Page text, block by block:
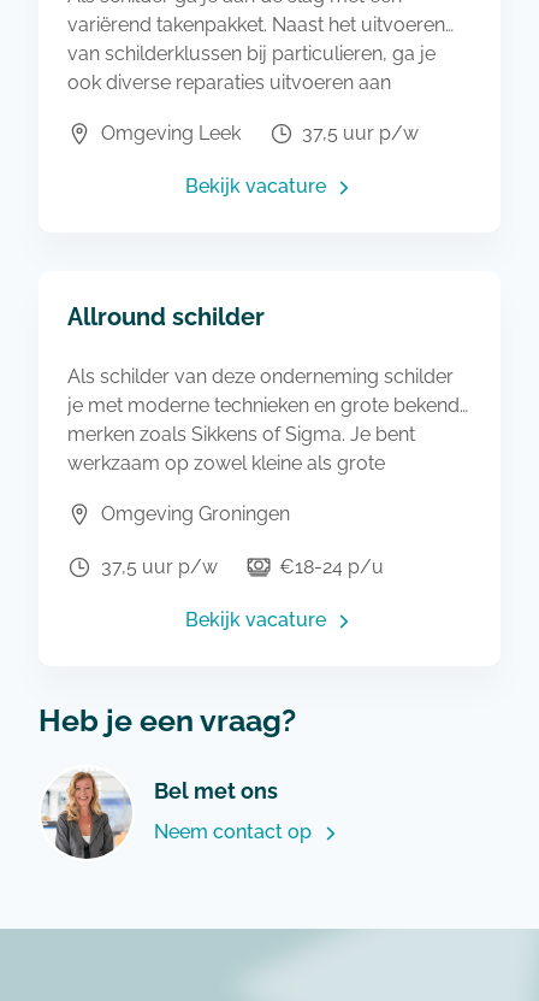
variërend takenpakket. Naast het uitvoeren
van schilderklussen bij particulieren, ga je
ook diverse reparaties uitvoeren aan
diverse werkzaamheden als glaszetter
Omgeving Leek 37,5 uur p/w
Bekijk vacature
Allround schilder
Als schilder van deze onderneming schilder
je met moderne technieken en grote bekende
merken zoals Sikkens of Sigma. Je bent
werkzaam op zowel kleine als grote
Samen met je collega's zorg je dat klussen
zorgt voor het beste materiaal dat nodig is
om hoge kwaliteit te leveren.
Omgeving Groningen
37,5 uur p/w €18-24 p/u
Bekijk vacature
Heb je een vraag?
Bel met ons
Neem contact op